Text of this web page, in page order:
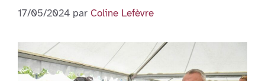
17/05/2024 par Coline Lefèvre